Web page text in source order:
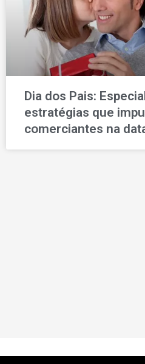
Dia dos Pais:
estratégias que
comerciantes na